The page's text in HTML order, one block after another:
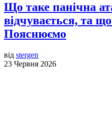
Що таке панічна
відчувається, та
Пояснюємо
від stergen
23 Червня 2026